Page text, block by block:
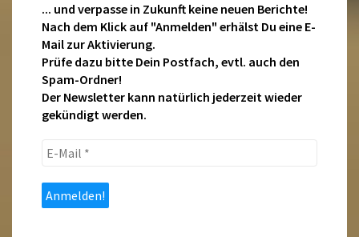
... und verpasse in Zukunft keine neuen Berichte!
Nach dem Klick auf "Anmelden" erhälst Du eine E-
Mail zur Aktivierung.
Prüfe dazu bitte Dein Postfach, evtl. auch den
Spam-Ordner!
Der Newsletter kann natürlich jederzeit wieder
gekündigt werden.
E-
*